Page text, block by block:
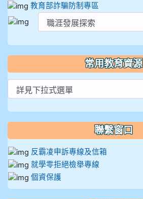
教育部詐騙防制專區
常用教育資源
聯繫窗口
反霸凌申訴專線及信箱
就學零拒絕檢舉專線
個資保護